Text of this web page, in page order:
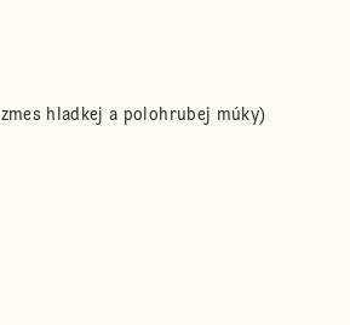
hladkej a polohrubej múky)